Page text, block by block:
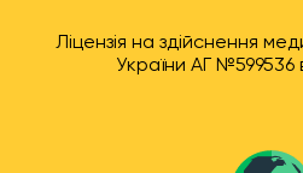
Ліцензія на здійснення
України АГ №599536